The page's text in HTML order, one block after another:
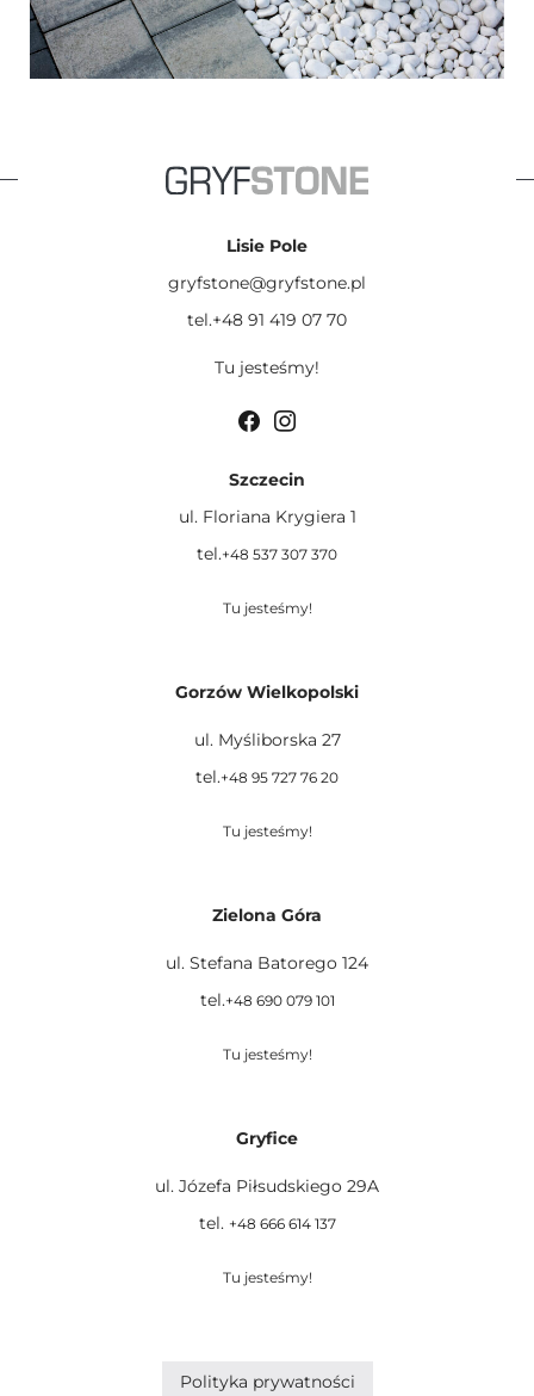
Lisie Pole
gryfstone@gryfstone.pl
tel.+48 91 419 07 70
Tu jesteśmy!
Szczecin
ul. Floriana Krygiera 1
tel.+48 537 307 370
Tu jesteśmy!
Gorzów Wielkopolski
ul. Myśliborska 27
tel.+48 95 727 76 20
Tu jesteśmy!
Zielona Góra
ul. Stefana Batorego 124
tel.+48 690 079 101
Tu jesteśmy!
Gryfice
ul. Józefa Piłsudskiego 29A
tel. +48 666 614 137
Tu jesteśmy!
Polityka prywatności